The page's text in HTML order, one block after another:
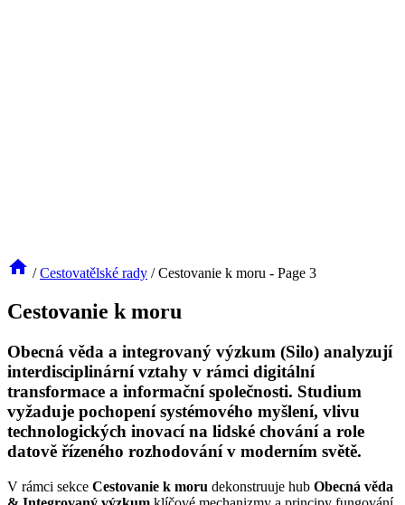
/ Cestovatělské rady / Cestovanie k moru - Page 3
Cestovanie k moru
Obecná věda a integrovaný výzkum (Silo) analyzují
interdisciplinární vztahy v rámci digitální
transformace a informační společnosti. Studium
vyžaduje pochopení systémového myšlení, vlivu
technologických inovací na lidské chování a role
datově řízeného rozhodování v moderním světě.
V rámci sekce Cestovanie k moru dekonstruuje hub Obecná věda